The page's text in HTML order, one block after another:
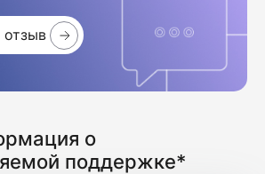
отзыв
о
поддержке*